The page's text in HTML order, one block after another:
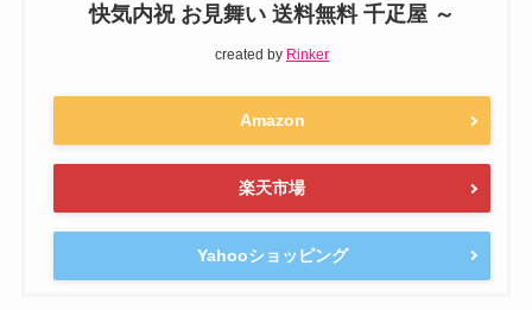
快気内祝 お見舞い 送料無料 千疋屋 ～
created by Rinker
Amazon
楽天市場
Yahooショッピング